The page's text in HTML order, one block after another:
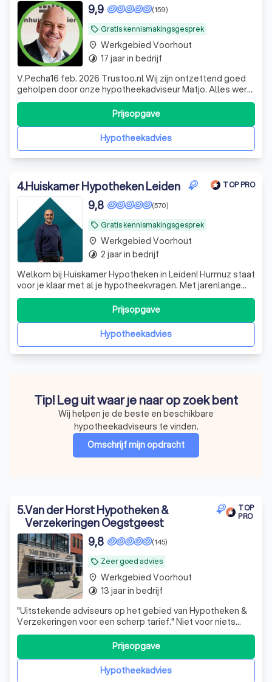
local_offer Gratis kennismakingsgesprek
(159)
9,9
V.Pecha16 feb. 2026 Trustoo.nl Wij zijn ontzettend goed
geholpen door onze hypotheekadviseur Matjo. Alles werd
duidelijk uitgelegd. De begeleiding was professioneel,
betrokken en geruststellend.
Hypotheekadvies
Prijsopgave
place Werkgebied Voorhout
timelapse 17 jaar in bedrijf
4.Huiskamer Hypotheken Leiden TOP PRO
local_offer Gratis kennismakingsgesprek
(570)
9,8
Welkom bij Huiskamer Hypotheken in Leiden! Hurmuz staat
voor je klaar met al je hypotheekvragen. Met jarenlange
ervaring in de financiële sector en een persoonlijke
aanpak, biedt hij deskundig en op maat gemaakt advies.
Hurmuz denkt verder dan alleen wat jij als klant wilt. Voor
hem is het essentie
Hypotheekadvies
Prijsopgave
place Werkgebied Voorhout
timelapse 2 jaar in bedrijf
Tip! Leg uit waar je naar op zoek bent
Wij helpen je de beste en beschikbare
hypotheekadviseurs te vinden.
Omschrijf mijn opdracht
5.Van der Horst Hypotheken &
Verzekeringen Oegstgeest
TOP
PRO
local_offer Zeer goed advies
(145)
9,8
"Uitstekende adviseurs op het gebied van Hypotheken &
Verzekeringen voor een scherp tarief." Niet voor niets
worden wij door onze klanten als zeer goed beoordeeld
en zijn wij ook u graag van dienst.
Hypotheekadvies
Prijsopgave
place Werkgebied Voorhout
timelapse 13 jaar in bedrijf